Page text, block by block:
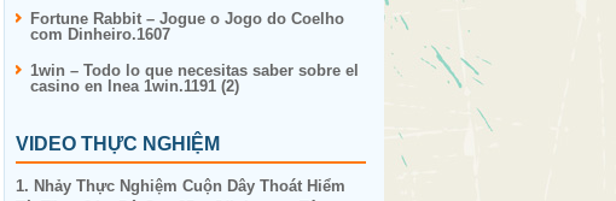
Fortune Rabbit – Jogue o Jogo do Coelho
com Dinheiro.1607
1win – Todo lo que necesitas saber sobre el
casino en lnea 1win.1191 (2)
VIDEO THỰC NGHIỆM
1. Nhảy Thực Nghiệm Cuộn Dây Thoát Hiểm